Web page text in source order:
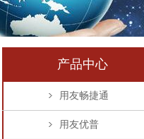
产品中心
用友畅捷通
用友优普